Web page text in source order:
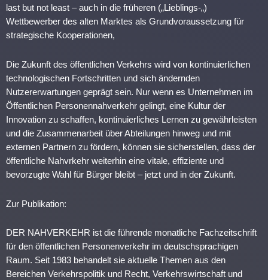
last but not least – auch in die früheren („Lieblings-„)
Wettbewerber des alten Marktes als Grundvoraussetzung für
strategische Kooperationen,
Die Zukunft des öffentlichen Verkehrs wird von kontinuierlichen
technologischen Fortschritten und sich ändernden
Nutzererwartungen geprägt sein. Nur wenn es Unternehmen im
Öffentlichen Personennahverkehr gelingt, eine Kultur der
Innovation zu schaffen, kontinuierliches Lernen zu gewährleisten
und die Zusammenarbeit über Abteilungen hinweg und mit
externen Partnern zu fördern, können sie sicherstellen, dass der
öffentliche Nahvrkehr weiterhin eine vitale, effiziente und
bevorzugte Wahl für Bürger bleibt – jetzt und in der Zukunft.
Zur Publikation:
DER NAHVERKEHR ist die führende monatliche Fachzeitschrift
für den öffentlichen Personenverkehr im deutschsprachigen
Raum. Seit 1983 behandelt sie aktuelle Themen aus den
Bereichen Verkehrspolitik und Recht, Verkehrswirtschaft und